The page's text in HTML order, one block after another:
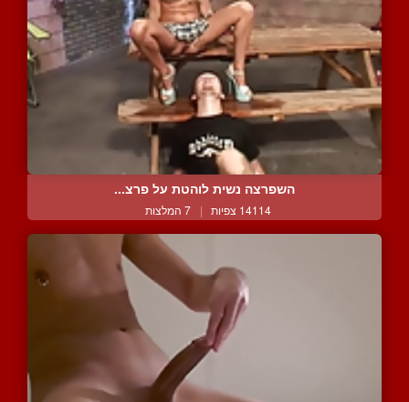
השפרצה נשית לוהטת על פרצ...
14114 צפיות | 7 המלצות